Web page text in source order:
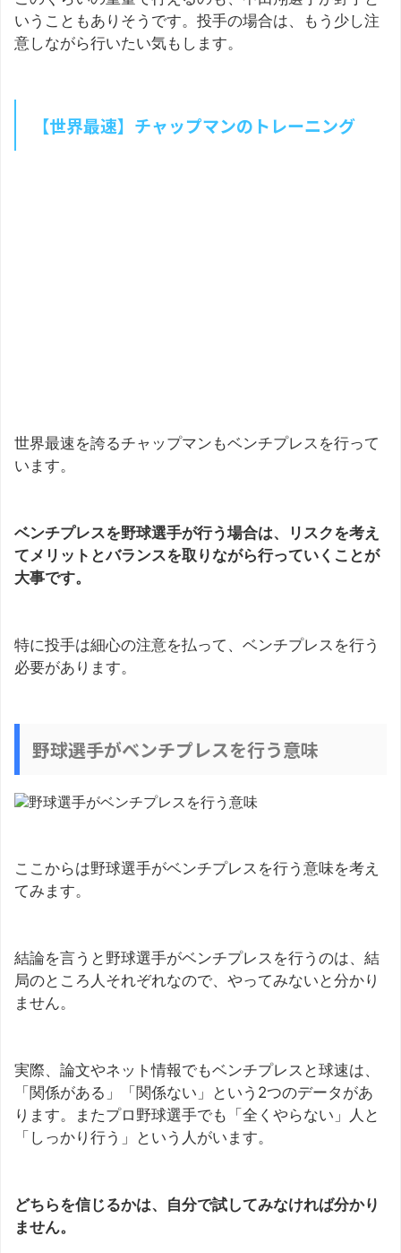
いうこともありそうです。投手の場合は、もう少し注
意しながら行いたい気もします。
【世界最速】チャップマンのトレーニング
世界最速を誇るチャップマンもベンチプレスを行って
います。
ベンチプレスを野球選手が行う場合は、リスクを考え
てメリットとバランスを取りながら行っていくことが
大事です。
特に投手は細心の注意を払って、ベンチプレスを行う
必要があります。
野球選手がベンチプレスを行う意味
ここからは野球選手がベンチプレスを行う意味を考え
てみます。
結論を言うと野球選手がベンチプレスを行うのは、結
局のところ人それぞれなので、やってみないと分かり
ません。
実際、論文やネット情報でもベンチプレスと球速は、
「関係がある」「関係ない」という2つのデータがあ
ります。またプロ野球選手でも「全くやらない」人と
「しっかり行う」という人がいます。
どちらを信じるかは、自分で試してみなければ分かり
ません。